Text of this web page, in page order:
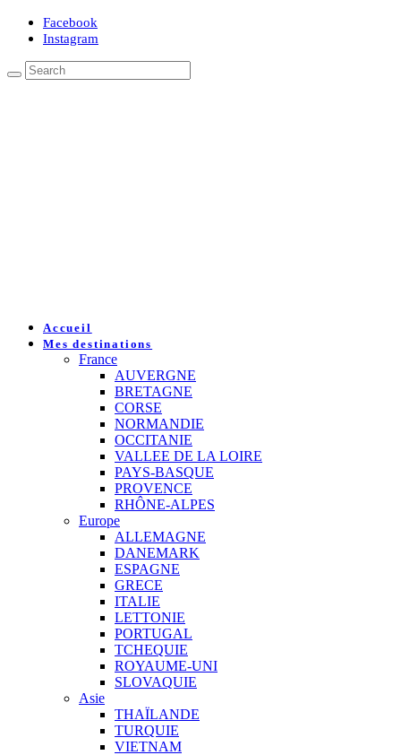
Facebook
Instagram
Accueil
Mes destinations
France
AUVERGNE
BRETAGNE
CORSE
NORMANDIE
OCCITANIE
VALLEE DE LA LOIRE
PAYS-BASQUE
PROVENCE
RHÔNE-ALPES
Europe
ALLEMAGNE
DANEMARK
ESPAGNE
GRECE
ITALIE
LETTONIE
PORTUGAL
TCHEQUIE
ROYAUME-UNI
SLOVAQUIE
Asie
THAÏLANDE
TURQUIE
VIETNAM